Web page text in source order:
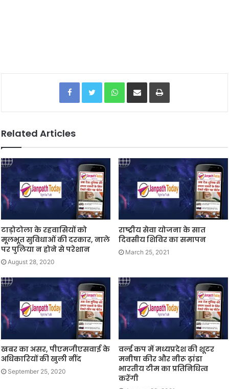
Facebook Twitter WhatsApp
Related Articles
टाड़ोटोला के रहवासियों को
मूलभूत सुविधाओं की दरकार, नाले
पर पुलिया न होने से परेशान
August 28, 2020
राष्ट्रीय सेवा योजना के सात
दिवसीय शिविर का समापन
March 25, 2021
खबर का असर, पीएमजीएसवाई के
अधिकारियों की खुली नींद
September 25, 2020
वर्ल्ड कप में मध्यप्रदेश की शूटर
मनीषा कीर और नीरू ढ़ांडा
भारतीय टीम का प्रतिनिधित्व
करेंगी